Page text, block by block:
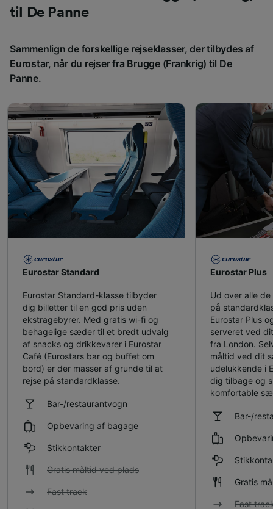
til De Panne
Sammenlign de forskellige rejseklasser, der tilbydes af
Eurostar, når du rejser fra Brugge (Frankrig) til De
Panne.
Eurostar Standard
Eurostar Standard-klasse tilbyder
dig billetter til en god pris uden
ekstragebyrer. Med gratis wi-fi og
behagelige sæder til et bredt udvalg
af snacks og drikkevarer i Eurostar
Café (Eurostars bar og buffet om
bord) er der masser af grunde til at
rejse på standardklasse.
Bar-/restaurantvogn
Opbevaring af bagage
Stikkontakter
Gratis måltid ved plads
Fast track
Eurostar Plus
Ud over alle
på
Eurostar Plus
serveret ved
fra London.
måltid ved dit
udelukkende i
dig tilbage og
komfortable
Bar-/
Gratis
Fast